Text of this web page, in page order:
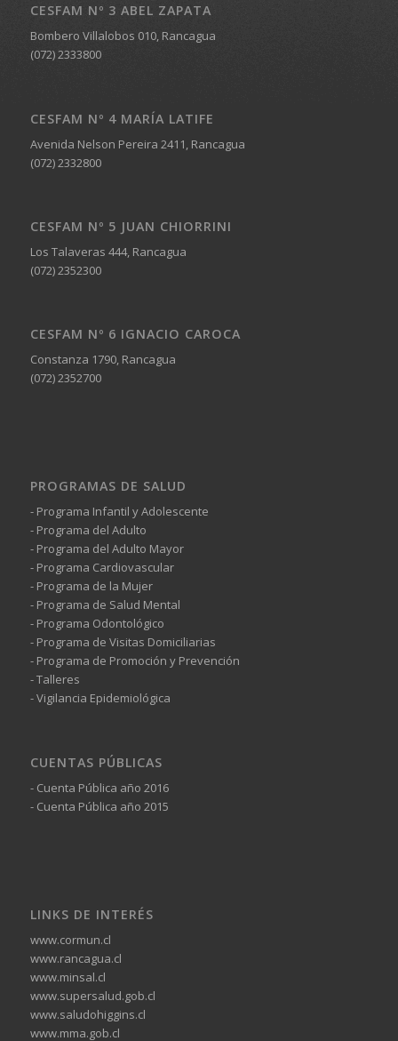
CESFAM Nº 3 ABEL ZAPATA
Bombero Villalobos 010, Rancagua
(072) 2333800
CESFAM Nº 4 MARÍA LATIFE
Avenida Nelson Pereira 2411, Rancagua
(072) 2332800
CESFAM Nº 5 JUAN CHIORRINI
Los Talaveras 444, Rancagua
(072) 2352300
CESFAM Nº 6 IGNACIO CAROCA
Constanza 1790, Rancagua
(072) 2352700
PROGRAMAS DE SALUD
- Programa Infantil y Adolescente
- Programa del Adulto
- Programa del Adulto Mayor
- Programa Cardiovascular
- Programa de la Mujer
- Programa de Salud Mental
- Programa Odontológico
- Programa de Visitas Domiciliarias
- Programa de Promoción y Prevención
- Talleres
- Vigilancia Epidemiológica
CUENTAS PÚBLICAS
- Cuenta Pública año 2016
- Cuenta Pública año 2015
LINKS DE INTERÉS
www.cormun.cl
www.rancagua.cl
www.minsal.cl
www.supersalud.gob.cl
www.saludohiggins.cl
www.mma.gob.cl